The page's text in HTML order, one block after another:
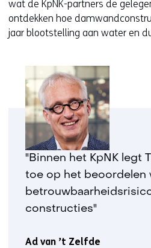
wat de KpNK-partners de
ontdekken hoe
jaar blootstelling aan water en
"Binnen het KpNK legt
toe op het beoordelen
constructies"
Ad van ’t Zelfde